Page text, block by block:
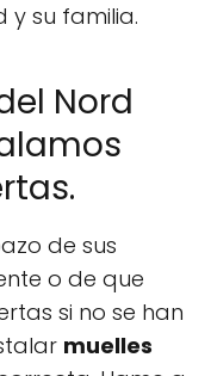
y su familia.
Nord
de sus
o de que
si no se han
muelles